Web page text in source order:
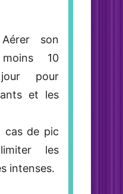
son
10
pour
et les
cas de pic
les
intenses.